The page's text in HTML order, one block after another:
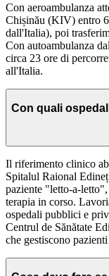
Con aeroambulanza
Chișinău (KIV) entro
dall'Italia), poi
Con autoambulanza
circa 23 ore di
all'Italia.
Con quali
Il riferimento clinico
Spitalul Raional
paziente "letto-a-
terapia in corso.
ospedali pubblici e
Centrul de Sănătate
che gestiscono